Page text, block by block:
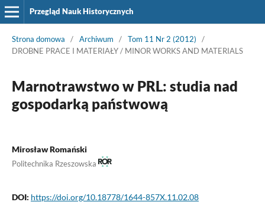
Przegląd Nauk Historycznych
Strona domowa / Archiwum / Tom 11 Nr 2 (2012)
/
DROBNE PRACE I MATERIAŁY / MINOR WORKS AND MATERIALS
Marnotrawstwo w PRL: studia nad
gospodarką państwową
Mirosław Romański
Politechnika Rzeszowska
DOI: https://doi.org/10.18778/1644-857X.11.02.08